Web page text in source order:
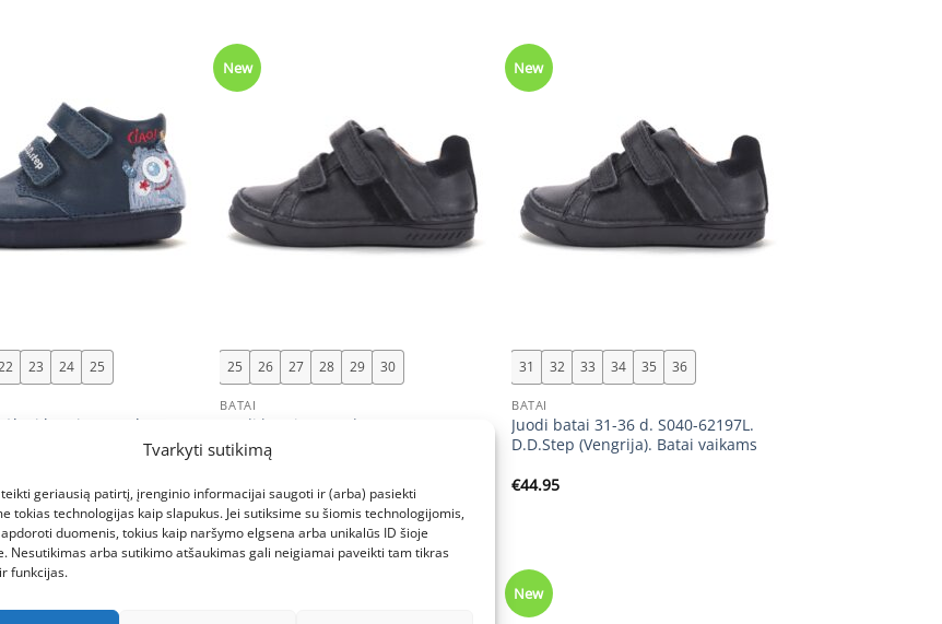
Tvarkyti sutikimą
geriausią patirtį, įrenginio informacijai saugoti ir (arba) pasiekti
tokias technologijas kaip slapukus. Jei sutiksime su šiomis technologijomis,
duomenis, tokius kaip naršymo elgsena arba unikalūs ID šioje
Nesutikimas arba sutikimo atšaukimas gali neigiamai paveikti tam tikras
funkcijas.
23 24 25
batai 20-25 d. S066-
(Vengrija). Batai
New
25 26 27 28 29 30
BATAI
Juodi batai 25-30 d. S040-62197M.
D.D.Step (Vengrija). Batai vaikams
41.95
New
31 32 33 34 35 36
BATAI
Juodi batai 31-36 d. S040-62197L.
D.D.Step (Vengrija). Batai vaikams
€44.95
New